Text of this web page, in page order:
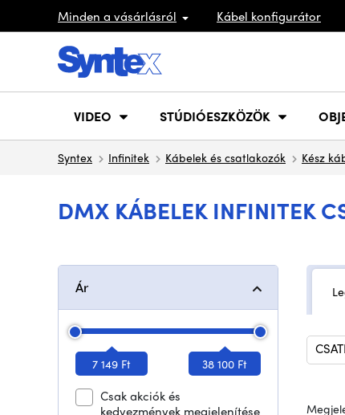
Minden a vásárlásról Kábel konfigurátor
VIDEO STÚDIÓESZKÖZÖK
Syntex Infinitek Kábelek és csatlakozók Kész
DMX KÁBELEK INFINITEK
Ár
7 149 Ft 38 100 Ft
Csak akciók és
kedvezmények megjelenítése